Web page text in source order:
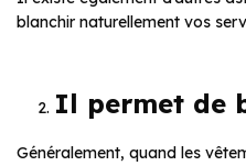
blanchir naturellement vos
Il permet de
Généralement, quand les